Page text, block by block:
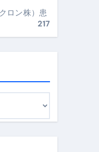
ロン株）患
217